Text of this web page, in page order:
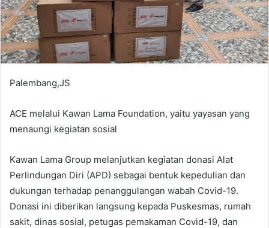
Palembang,JS
ACE melalui Kawan Lama Foundation, yaitu yayasan yang
menaungi kegiatan sosial
Kawan Lama Group melanjutkan kegiatan donasi Alat
Perlindungan Diri (APD) sebagai bentuk kepedulian dan
dukungan terhadap penanggulangan wabah Covid-19.
Donasi ini diberikan langsung kepada Puskesmas, rumah
sakit, dinas sosial, petugas pemakaman Covid-19, dan